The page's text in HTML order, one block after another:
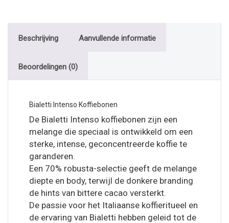
Beschrijving Aanvullende informatie
Beoordelingen (0)
Bialetti Intenso Koffiebonen
De Bialetti Intenso koffiebonen zijn een
melange die speciaal is ontwikkeld om een ​​
sterke, intense, geconcentreerde koffie te
garanderen.
Een 70% robusta-selectie geeft de melange
diepte en body, terwijl de donkere branding
de hints van bittere cacao versterkt.
De passie voor het Italiaanse koffieritueel en
de ervaring van Bialetti hebben geleid tot de